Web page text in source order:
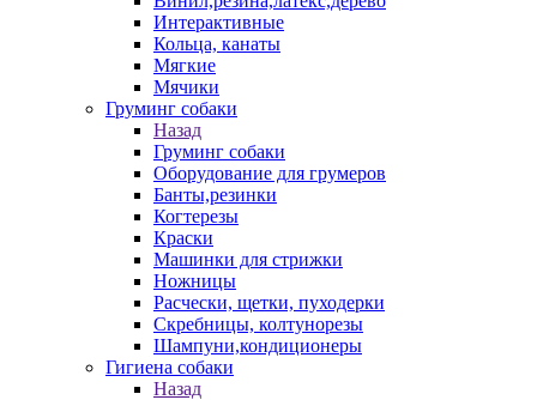
Интерактивные
Кольца, канаты
Мягкие
Мячики
Груминг собаки
Назад
Груминг собаки
Оборудование для грумеров
Банты,резинки
Когтерезы
Краски
Машинки для стрижки
Ножницы
Расчески, щетки, пуходерки
Скребницы, колтунорезы
Шампуни,кондиционеры
Гигиена собаки
Назад